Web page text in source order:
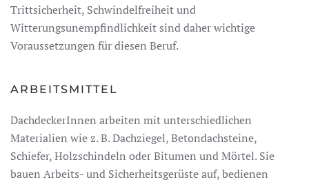
Trittsicherheit, Schwindelfreiheit und
Witterungsunempfindlichkeit sind daher wichtige
Voraussetzungen für diesen Beruf.
ARBEITSMITTEL
DachdeckerInnen arbeiten mit unterschiedlichen
Materialien wie z. B. Dachziegel, Betondachsteine,
Schiefer, Holzschindeln oder Bitumen und Mörtel. Sie
bauen Arbeits- und Sicherheitsgerüste auf, bedienen